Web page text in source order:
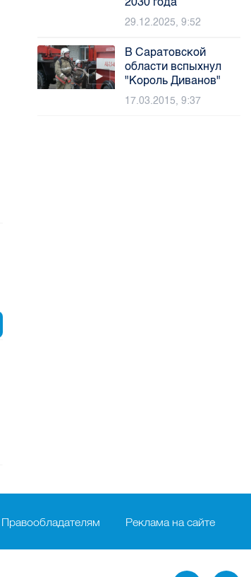
29.12.2025, 9:52
В Саратовской
области вспыхнул
"Король Диванов"
17.03.2015, 9:37
Правообладателям Реклама на сайте